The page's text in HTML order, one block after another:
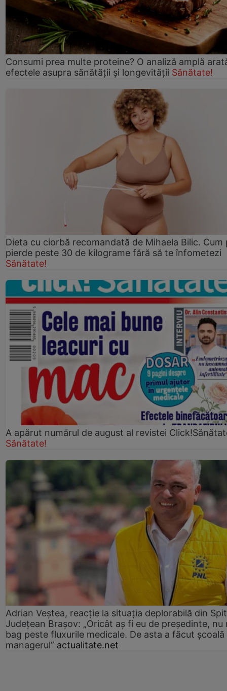
Consumi prea multe proteine? O analiză amplă
efectele asupra sănătății și longevității Sănătate!
Dieta cu ciorbă recomandată de Mihaela Bilic. Cum
pierde peste 30 de kilograme fără să te înfometezi
Sănătate!
A apărut numărul de august al revistei
Sănătate!
Adrian Veștea, reacție la situația deplorabilă din
Județean Brașov: „Oricât aș fi eu de președinte, nu
bag peste fluxurile medicale. De asta a făcut școală
managerul” actualitate.net